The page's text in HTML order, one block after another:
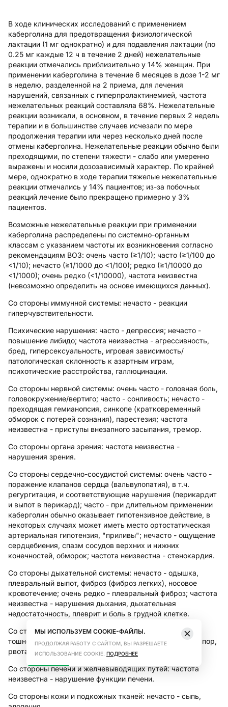
В ходе клинических исследований с применением
каберголина для предотвращения физиологической
лактации (1 мг однократно) и для подавления лактации (по
0.25 мг каждые 12 ч в течение 2 дней) нежелательные
реакции отмечались приблизительно у 14% женщин. При
применении каберголина в течение 6 месяцев в дозе 1-2 мг
в неделю, разделенной на 2 приема, для лечения
нарушений, связанных с гиперпролактинемией, частота
нежелательных реакций составляла 68%. Нежелательные
реакции возникали, в основном, в течение первых 2 недель
терапии и в большинстве случаев исчезали по мере
продолжения терапии или через несколько дней после
отмены каберголина. Нежелательные реакции обычно были
преходящими, по степени тяжести - слабо или умеренно
выражены и носили дозозависимый характер. По крайней
мере, однократно в ходе терапии тяжелые нежелательные
реакции отмечались у 14% пациентов; из-за побочных
реакций лечение было прекращено примерно у 3%
пациентов.
Возможные нежелательные реакции при применении
каберголина распределены по системно-органным
классам с указанием частоты их возникновения согласно
рекомендациям ВОЗ: очень часто (≥1/10); часто (≥1/100 до
<1/10); нечасто (≥1/1000 до <1/100); редко (≥1/10000 до
<1/1000); очень редко (<1/10000), частота неизвестна
(невозможно определить на основе имеющихся данных).
Со стороны иммунной системы: нечасто - реакции
гиперчувствительности.
Психические нарушения: часто - депрессия; нечасто -
повышение либидо; частота неизвестна - агрессивность,
бред, гиперсексуальность, игровая зависимость/
патологическая склонность к азартным играм,
психотические расстройства, галлюцинации.
Со стороны нервной системы: очень часто - головная боль,
головокружение/вертиго; часто - сонливость; нечасто -
преходящая гемианопсия, синкопе (кратковременный
обморок с потерей сознания), парестезия; частота
неизвестна - приступы внезапного засыпания, тремор.
Со стороны органа зрения: частота неизвестна -
нарушения зрения.
Со стороны сердечно-сосудистой системы: очень часто -
поражение клапанов сердца (вальвулопатия), в т.ч.
регургитация, и соответствующие нарушения (перикардит
и выпот в перикард); часто - при длительном применении
каберголин обычно оказывает гипотензивное действие, в
некоторых случаях может иметь место ортостатическая
артериальная гипотензия, "приливы"; нечасто - ощущение
сердцебиения, спазм сосудов верхних и нижних
конечностей, обморок; частота неизвестна - стенокардия.
Со стороны дыхательной системы: нечасто - одышка,
плевральный выпот, фиброз (фиброз легких), носовое
кровотечение; очень редко - плевральный фиброз; частота
неизвестна - нарушения дыхания, дыхательная
недостаточность, плеврит и боль в грудной клетке.
Со стороны пищеварительной системы:
очень часто -
тошнота, диспепсия, гастрит, боль в животе; часто - запор,
рвота; редко - боль в эпигастральной области.
Со стороны печени и желчевыводящих путей:частота
неизвестна - нарушение функции печени.
Со стороны кожи и подкожных тканей: нечасто - сыпь,
МЫ ИСПОЛЬЗУЕМ COOKIE-ФАЙЛЫ.
ПРОДОЛЖАЯ РАБОТУ С САЙТОМ, ВЫ РАЗРЕШАЕТЕ
ИСПОЛЬЗОВАНИЕ COOKIE. ПОДРОБНЕЕ